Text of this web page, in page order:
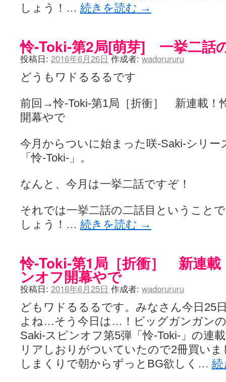
あかどる日和 - 咲-saki- / 【今回は考察ではなく】原村和-のどっち-の
妥当麻雀界ブログ / コミックマーケット８９に参加します
咲っ考 / 何故咲は大将で、照は先鋒なのか？ (15:20)
Danas je lep dan. / [咲-Saki-]もしインターハイのルールが鷲巣麻雀だ
ぴゅーく☆すてっぷ - 咲-Saki- / ブログ終了のお知らせ (12:51)
What You Mean ? - 咲-Saki- / 第2回清澄エリア聖地巡礼ツアーレポート
左を向いて » 咲-saki- / 【シノハユ】第26話「一別以来」/咲日和・阿
乱れ雪月花 - 咲-Saki- / ブログ終了のお知らせ：今までありがとうござ
YUKARI / 【宥菫】 ＳＳ更新とお知らせ 【松実宥誕記念ＳＳ】
アルカ茄子 / 戒能物怪録 キングとはいったい誰なのか？
SSSSS(-saki-しゃーぷしゅーとしょーとすとーりー) - 咲-saki- / 豊
せのたけくらべ - 咲-Saki- / 咲さんのやり方で就活をやってみよう
咏-Uta-ブログ編 - 咲-Saki- / 黄色い封筒が届いた(・∀・)
気分次第。 - 咲-Saki- / シノハユ 第3巻 感想 (07:42)
あこしず日和！ - 咲-Saki- / 咲-Saki-阿知賀編Blu-rayBOX 購入
のよーなのよー - 咲-Saki- / 咲十夜 第四夜 (11:00)
Yaranakya » 咲-Saki- / 国際最萌リーグは園城寺怜ちゃんに一票を入れ
おもちがなくてもだいじょうぶ / 咲と照の確執【プリン】
洋榎-youka- / お知らせ (11:19)
おっきするー咲ブログ / side-A VS side-B 野球対決 (10:30)
フリテンリーチで流して / 姫松高校についてのいくらかの考察
オレのぞん / 咲さんのお誕生日です （ギリギリ）
飛鳥の巣 - 咲-Saki- / 咲キャラがギタリストだったら...【風越編】
遊び半分 / もうすぐ８月も終わり (16:03)
咲-Saki-ほんだし / 咲-Saki- 第128局 「涼風」 感想 (11:54)
咲-Saki-麻雀録 / 台風に強そうな咲キャラ (05:45)
君の友達。 / マイ・フェア・レディ (12:49)
ぽっこぬ / 咲絵ログ2 (15:21)
妄言郷 / 咲-Saki- 第129局「契機」感想 (16:01)
咲-Saki-のてきとう考察 - 咲-Saki- / 記事紹介：書け麻に参加でさっ
嶺上かいほー - 咲-saki- / (7/1日分)dreamscapeが更新していました
しょう！… 続きを読む →
怜-Toki-第2局[萌芽] 一挙二話
投稿日: 2016年6月26日 作成者: wadorururu
どうもワドるるるです
前回→怜-Toki-第1局［折衝］ 新連載！
開幕やで
今月からついに始まった咲-Saki-シリー
「怜-Toki-」。
なんと、今月は一挙二話ですぞ！
それでは一挙二話の二話目ということ
しょう！… 続きを読む →
怜-Toki-第1局［折衝］ 新連載
ンオフ開幕やで
投稿日: 2016年6月25日 作成者: wadorururu
どもワドるるるです。みなさん今日25
よね…そう今日は…！ビッグガンガン
Saki-スピンオフ第5弾「怜-Toki-」の連
リアしおりがついていたので2冊買い
しまくりで朝からずっとBG欲しく…